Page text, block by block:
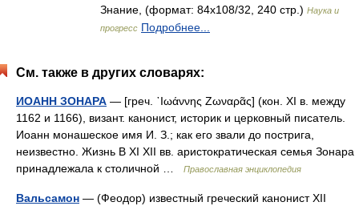
Знание, (формат: 84x108/32, 240 стр.) Наука и
прогресс Подробнее...
См. также в других словарях:
ИОАНН ЗОНАРА — [греч. ᾿Ιωάννης Ζωναρᾶς] (кон. XI в. между
1162 и 1166), визант. канонист, историк и церковный писатель.
Иоанн монашеское имя И. З.; как его звали до пострига,
неизвестно. Жизнь В XI XII вв. аристократическая семья Зонара
принадлежала к столичной …
Православная энциклопедия
Вальсамон — (Феодор) известный греческий канонист XII